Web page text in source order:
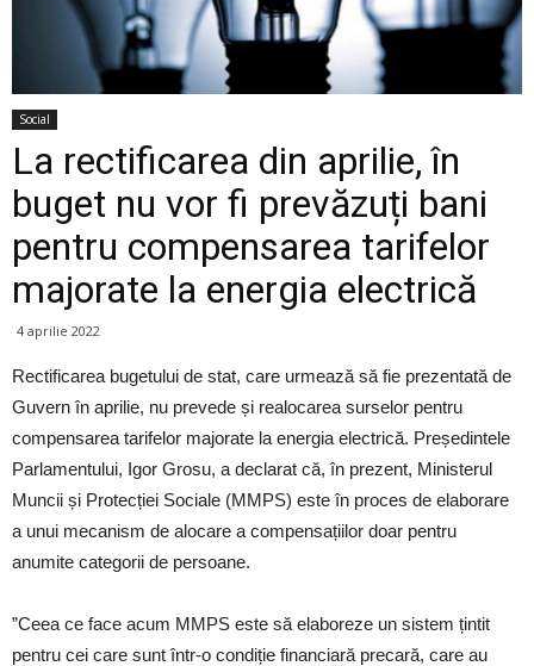
Social
La rectificarea din aprilie, în
buget nu vor fi prevăzuți bani
pentru compensarea tarifelor
majorate la energia electrică
4 aprilie 2022
Rectificarea bugetului de stat, care urmează să fie prezentată de
Guvern în aprilie, nu prevede și realocarea surselor pentru
compensarea tarifelor majorate la energia electrică. Președintele
Parlamentului, Igor Grosu, a declarat că, în prezent, Ministerul
Muncii și Protecției Sociale (MMPS) este în proces de elaborare
a unui mecanism de alocare a compensațiilor doar pentru
anumite categorii de persoane.
”Ceea ce face acum MMPS este să elaboreze un sistem țintit
pentru cei care sunt într-o condiție financiară precară, care au